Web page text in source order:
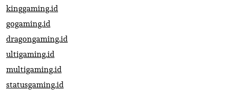
kinggaming.id
gogaming.id
dragongaming.id
ultigaming.id
multigaming.id
statusgaming.id